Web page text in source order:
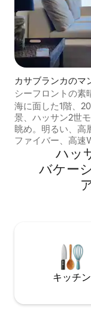
カサブランカのマ
ン・アパート
シーフロントの素
豪華なセントラル
海に面した1階、
景、ハッサン2世
眺め。明るい、高
ファイバー、高速
には海辺の遊歩
ェ、パン屋、その
ります。 レスト
で5分以内。 スー
（有料）利用可能
ハッ
バ⁠ケ⁠ー⁠
キッチン